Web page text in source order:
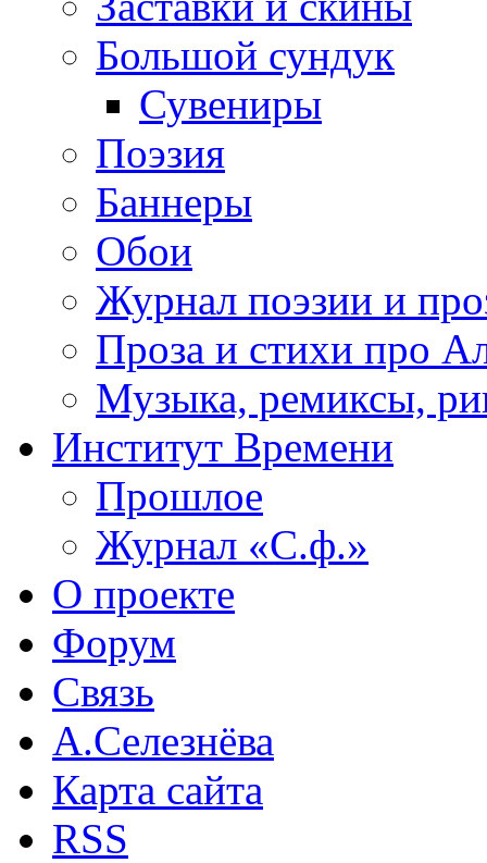
Большой сундук
Сувениры
Поэзия
Баннеры
Обои
Журнал поэзии и
Проза и стихи про
Музыка, ремиксы,
Институт Времени
Прошлое
Журнал «С.ф.»
О проекте
Форум
Связь
А.Селезнёва
Карта сайта
RSS